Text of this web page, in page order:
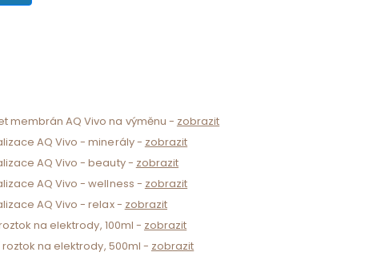
membrán AQ Vivo na výměnu - zobrazit
AQ Vivo - minerály - zobrazit
AQ Vivo - beauty - zobrazit
AQ Vivo - wellness - zobrazit
AQ Vivo - relax - zobrazit
na elektrody, 100ml - zobrazit
na elektrody, 500ml - zobrazit